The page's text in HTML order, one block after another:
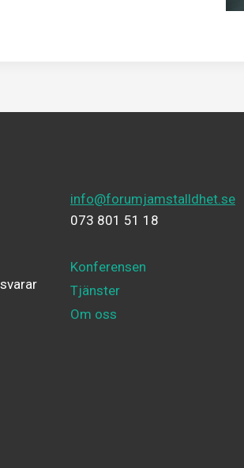
info@forumjamstalldhet.se
073 801 51 18
Konferensen
Tjänster
Om oss